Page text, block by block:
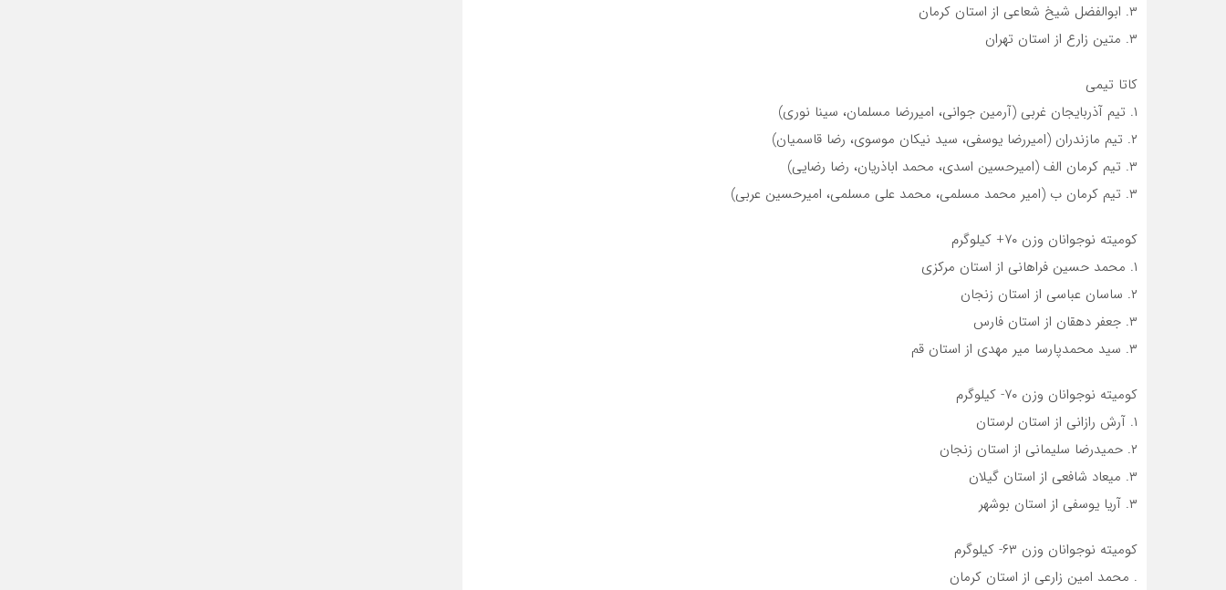
۳. ابوالفضل شیخ شعاعی از استان کرمان
۳. متین زارع از استان تهران
کاتا تیمی
۱. تیم آذربایجان غربی (آرمین جوانی، امیررضا مسلمان، سینا نوری)
۲. تیم مازندران (امیررضا یوسفی، سید نیکان موسوی، رضا قاسمیان)
۳. تیم کرمان الف (امیرحسین اسدی، محمد اباذریان، رضا رضایی)
۳. تیم کرمان ب (امیر محمد مسلمی، محمد علی مسلمی، امیرحسین عربی)
کومیته نوجوانان وزن ۷۰+ کیلوگرم
۱. محمد حسین فراهانی از استان مرکزی
۲. ساسان عباسی از استان زنجان
۳. جعفر دهقان از استان فارس
۳. سید محمدپارسا میر مهدی از استان قم
کومیته نوجوانان وزن ۷۰- کیلوگرم
۱. آرش رازانی از استان لرستان
۲. حمیدرضا سلیمانی از استان زنجان
۳. میعاد شافعی از استان گیلان
۳. آریا یوسفی از استان بوشهر
کومیته نوجوانان وزن ۶۳- کیلوگرم
. محمد امین زارعی از استان کرمان